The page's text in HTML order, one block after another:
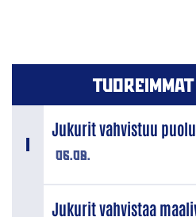
06.08.
Jukurit vahvistuu
Jukurit vahvistaa